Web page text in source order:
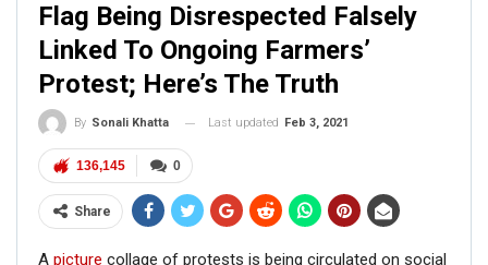
Flag Being Disrespected Falsely
Linked To Ongoing Farmers’
Protest; Here’s The Truth
By Sonali Khatta Last updated Feb 3, 2021
0
136,145
Share
A picture collage of protests is being circulated on social